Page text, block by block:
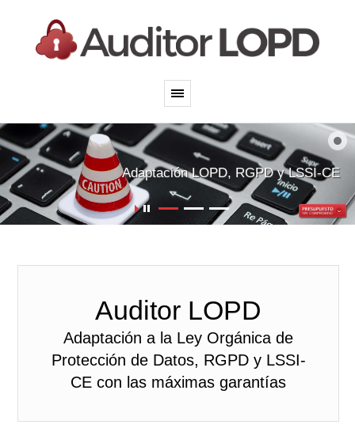
Adaptación LOPD, RGPD y LSSI-CE
Auditor LOPD
Adaptación a la Ley Orgánica de
Protección de Datos, RGPD y LSSI-
CE con las máximas garantías